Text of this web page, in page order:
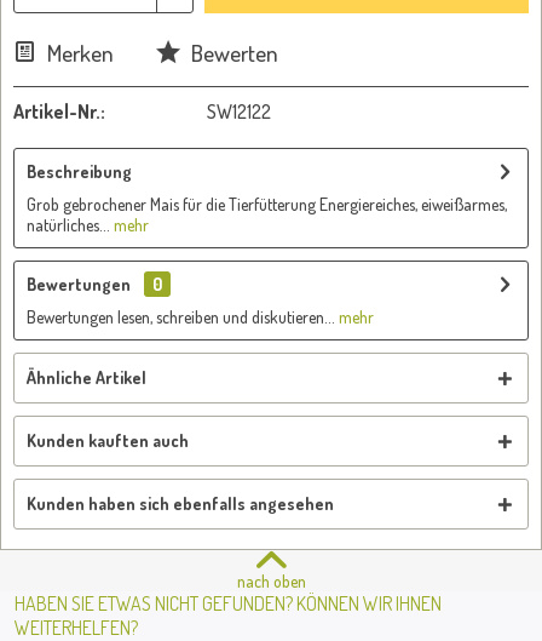
Merken Bewerten
Artikel-Nr.: SW12122
Beschreibung
Grob gebrochener Mais für die Tierfütterung Energiereiches, eiweißarmes,
natürliches...
mehr
Bewertungen
0
Bewertungen lesen, schreiben und diskutieren...
mehr
Ähnliche Artikel
Kunden kauften auch
Kunden haben sich ebenfalls angesehen
nach oben
HABEN SIE ETWAS NICHT GEFUNDEN? KÖNNEN WIR IHNEN
WEITERHELFEN?